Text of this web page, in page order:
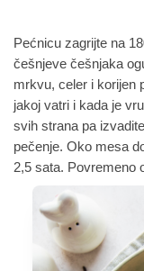
Pećnicu zagrijte na
češnjeve češnjaka
mrkvu, celer i korijen
jakoj vatri i kada je
svih strana pa
pečenje. Oko mesa
2,5 sata. Povremeno